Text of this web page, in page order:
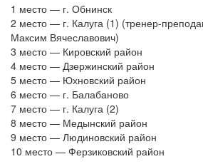
1 место — г. Обнинск
2 место — г. Калуга (1) (тренер-
Максим Вячеславович)
3 место — Кировский район
4 место — Дзержинский район
5 место — Юхновский район
6 место — г. Балабаново
7 место — г. Калуга (2)
8 место — Медынский район
9 место — Людиновский район
10 место — Ферзиковский район